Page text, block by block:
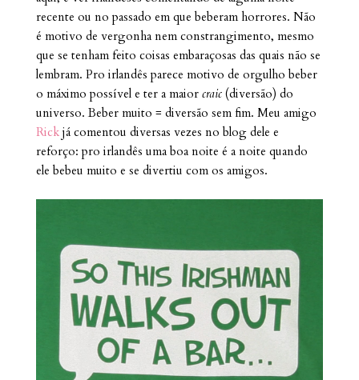
recente ou no passado em que beberam horrores. Não
é motivo de vergonha nem constrangimento, mesmo
que se tenham feito coisas embaraçosas das quais não se
lembram. Pro irlandês parece motivo de orgulho beber
o máximo possível e ter a maior craic (diversão) do
universo. Beber muito = diversão sem fim. Meu amigo
Rick já comentou diversas vezes no blog dele e
reforço: pro irlandês uma boa noite é a noite quando
ele bebeu muito e se divertiu com os amigos.